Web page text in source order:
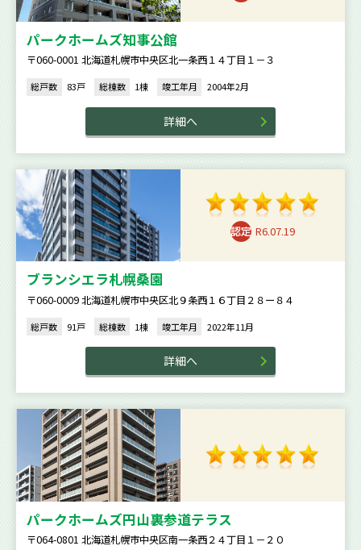
パークホームズ知事公館
〒060-0001 北海道札幌市中央区北一条西１４丁目１－３
総戸数 83戸 総棟数 1棟 竣工年月 2004年2月
詳細へ
R6.07.19
ブランシエラ札幌桑園
〒060-0009 北海道札幌市中央区北９条西１６丁目２８ー８４
総戸数 91戸 総棟数 1棟 竣工年月 2022年11月
詳細へ
パークホームズ円山裏参道テラス
〒064-0801 北海道札幌市中央区南一条西２４丁目１－２０